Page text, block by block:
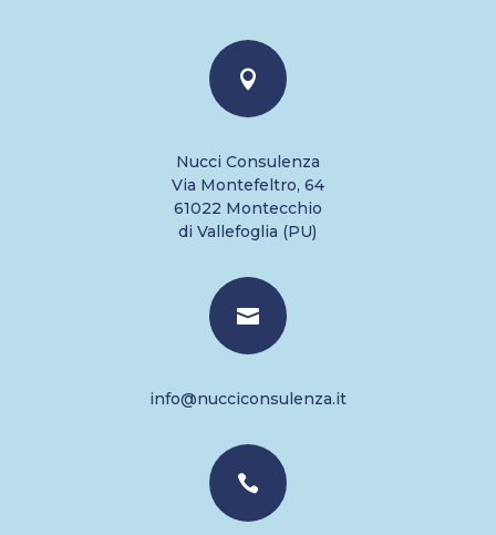

Nucci Consulenza
Via Montefeltro, 64
61022 Montecchio
di Vallefoglia (PU)

info@nucciconsulenza.it
